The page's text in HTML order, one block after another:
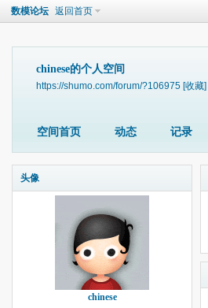
数模论坛 返回首页
chinese的个人空间
https://shumo.com/forum/?106975 [收藏]
空间首页 动态 记录
头像
chinese